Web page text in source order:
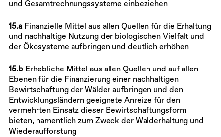
und Gesamtrechnungssysteme einbeziehen
15.aFinanzielle Mittel aus allen Quellen für die Erhaltung
und nachhaltige Nutzung der biologischen Vielfalt und
der Ökosysteme aufbringen und deutlich erhöhen
15.b Erhebliche Mittel aus allen Quellen und auf allen
Ebenen für die Finanzierung einer nachhaltigen
Bewirtschaftung der Wälder aufbringen und den
Entwicklungsländern geeignete Anreize für den
vermehrten Einsatz dieser Bewirtschaftungsform
bieten, namentlich zum Zweck der Walderhaltung und
Wiederaufforstung